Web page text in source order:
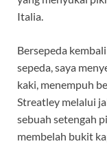
Italia.
Bersepeda
sepeda, saya
kaki, menempuh
Streatley melalui
sebuah setengah
membelah bukit